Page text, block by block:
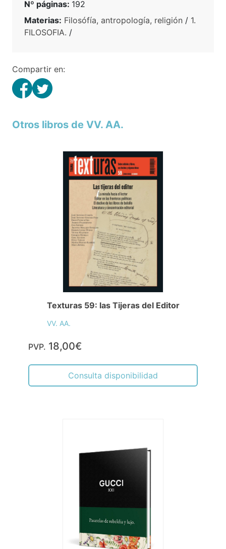
Nº páginas: 192
Materias: Filosófía, antropología, religión / 1.
FILOSOFIA. /
Compartir en:
Otros libros de VV. AA.
Texturas 59: las Tijeras del Editor
VV. AA.
PVP. 18,00€
Consulta disponibilidad